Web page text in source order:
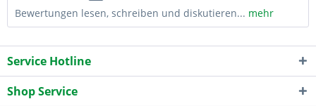
Bewertungen lesen, schreiben und diskutieren... mehr
Service Hotline
Shop Service